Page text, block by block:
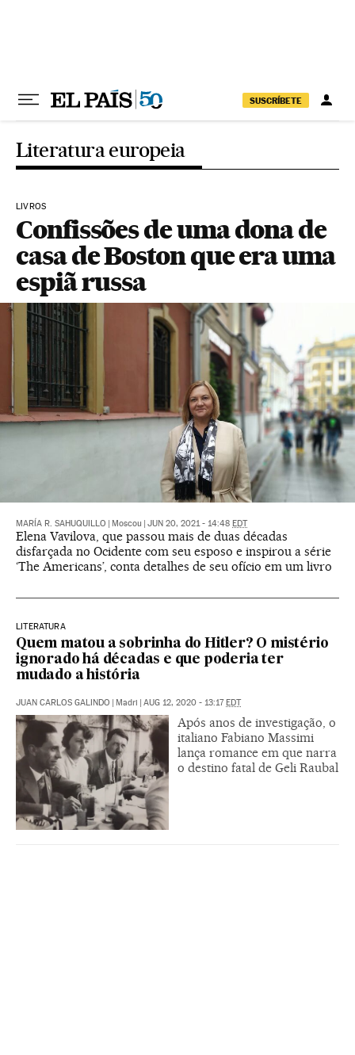
SUSCRÍBETE
Literatura europeia
LIVROS
Confissões de uma dona de
casa de Boston que era uma
espiã russa
MARÍA R. SAHUQUILLO Moscou JUN 20, 2021 - 14:48 EDT
Elena Vavilova, que passou mais de duas décadas
disfarçada no Ocidente com seu esposo e inspirou a série
‘The Americans’, conta detalhes de seu ofício em um livro
LITERATURA
Quem matou a sobrinha do Hitler? O mistério
ignorado há décadas e que poderia ter
mudado a história
JUAN CARLOS GALINDO Madri AUG 12, 2020 - 13:17 EDT
Após anos de investigação, o
italiano Fabiano Massimi
lança romance em que narra
o destino fatal de Geli Raubal